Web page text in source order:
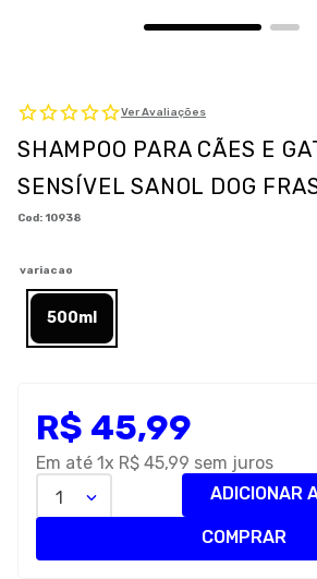
Ver Avaliações
SHAMPOO PARA CÃES E
SENSÍVEL SANOL DOG
: 10938
variacao
500ml
R$ 45,99
Em até 1x R$ 45,99 sem juros
1
ADICIONAR
COMPRAR
formula natural